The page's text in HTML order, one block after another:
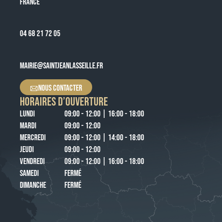
04 68 21 72 05
MAIRIE@SAINTJEANLASSEILLE.FR
NOUS CONTACTER
HORAIRES D’OUVERTURE
LUNDI
09:00 - 12:00 | 16:00 - 18:00
MARDI
09:00 - 12:00
MERCREDI
09:00 - 12:00 | 14:00 - 18:00
JEUDI
09:00 - 12:00
VENDREDI
09:00 - 12:00 | 16:00 - 18:00
SAMEDI
FERMÉ
DIMANCHE
FERMÉ